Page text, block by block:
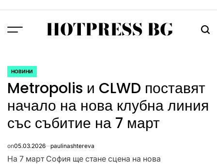
content
Menu HOTPRESS BG
POSTED
IN
НОВИНИ
Metropolis и CLWD поставят
начало на нова клубна линия
със събитие на 7 март
on05.03.2026 paulinashtereva
На 7 март София ще стане сцена на нова